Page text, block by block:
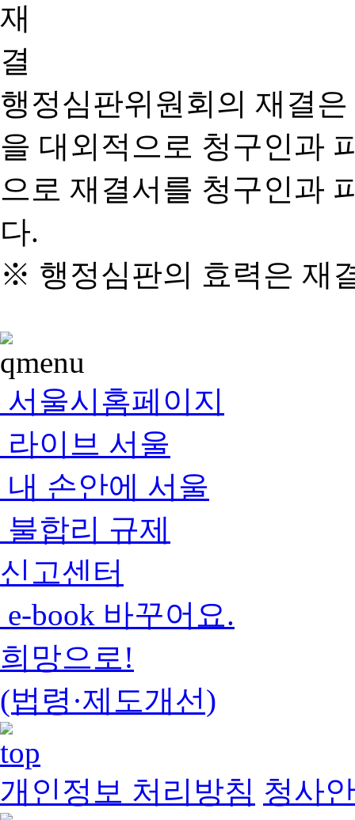
행정심판위원회의 재결
을 대외적으로 청구인과
으로 재결서를 청구인과
다.
※ 행정심판의 효력은 재
서울시홈페이지
라이브 서울
내 손안에 서울
불합리 규제
신고센터
e-book 바꾸어요.
희망으로!
(법령·제도개선)
개인정보 처리방침 청사